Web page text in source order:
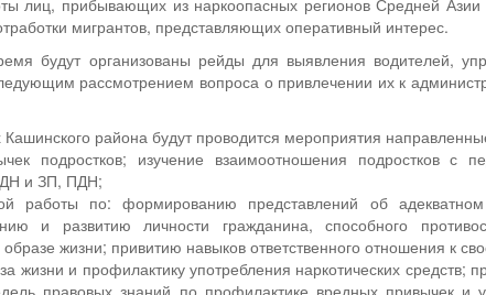
лиц, прибывающих из наркоопасных регионов Средней Азии
мигрантов, представляющих оперативный интерес.
будут организованы рейды для выявления водителей,
рассмотрением вопроса о привлечении их к
района будут проводится мероприятия
подростков; изучение взаимоотношения подростков с
и ЗП, ПДН;
работы по: формированию представлений об
и развитию личности гражданина, способного
жизни; привитию навыков ответственного отношения к
жизни и профилактику употребления наркотических средств;